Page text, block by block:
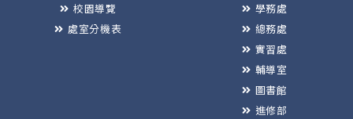
校園導覽
處室分機表
學務處
總務處
實習處
輔導室
圖書館
進修部